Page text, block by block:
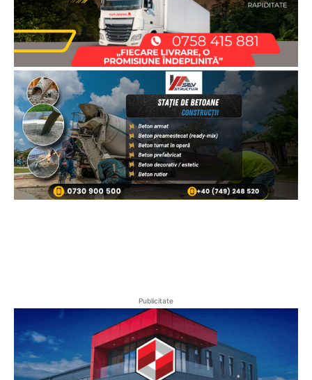
Publicitate